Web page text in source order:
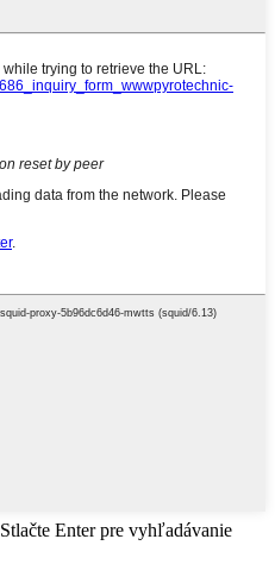
Stlačte Enter pre vyhľadávanie